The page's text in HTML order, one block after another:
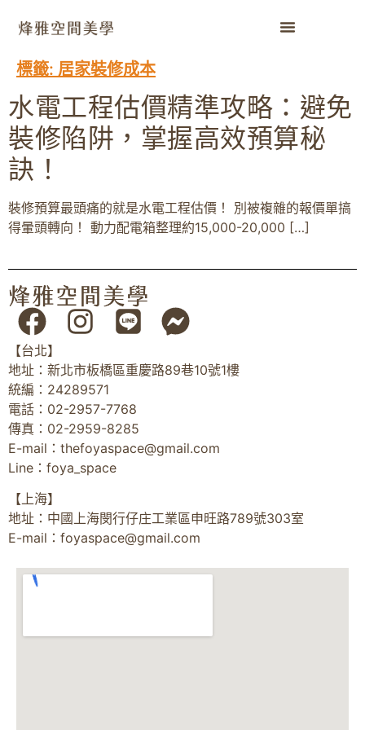
標籤: 居家裝修成本
水電工程估價精準攻略：避免
裝修陷阱，掌握高效預算秘
訣！
裝修預算最頭痛的就是水電工程估價！ 別被複雜的報價單搞
得暈頭轉向！ 動力配電箱整理約15,000-20,000 […]
【台北】
地址：新北市板橋區重慶路89巷10號1樓
統編：24289571
電話：02-2957-7768
傳真：02-2959-8285
E-mail： thefoyaspace@gmail.com
Line：foya_space
【上海】
地址：中國上海閔行仔庄工業區申旺路789號303室
E-mail： foyaspace@gmail.com